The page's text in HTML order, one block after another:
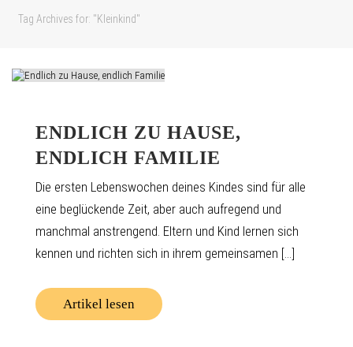
Tag Archives for: "Kleinkind"
ENDLICH ZU HAUSE,
ENDLICH FAMILIE
Die ersten Lebenswochen deines Kindes sind für alle
eine beglückende Zeit, aber auch aufregend und
manchmal anstrengend. Eltern und Kind lernen sich
kennen und richten sich in ihrem gemeinsamen [...]
Artikel lesen